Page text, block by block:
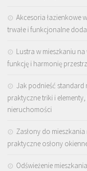
Akcesoria łazienkowe
trwałe i funkcjonalne
Lustra w mieszkaniu na
funkcję i harmonię
Jak podnieść standard
praktyczne triki i
nieruchomości
Zasłony do
praktyczne osłony
Odświeżenie